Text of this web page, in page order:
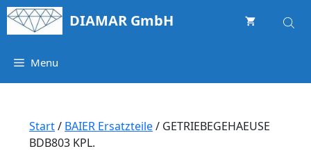
Springe
zum
DIAMAR GmbH
Menu
Start/ BAIER Ersatzteile/ GETRIEBEGEHAEUSE
BDB803 KPL.